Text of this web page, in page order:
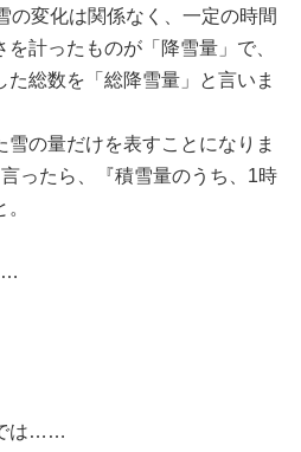
の変化は関係なく、一定の時間
計ったものが「降雪量」で、
総数を「総降雪量」と言いま
の量だけを表すことになりま
ったら、『積雪量のうち、1時
は……